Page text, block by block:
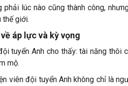
phải lúc nào cũng thành công,
thế giới.
áp lực và kỳ vọng
tuyển Anh cho thấy: tài năng
mộ.
viên đội tuyển Anh không chỉ là